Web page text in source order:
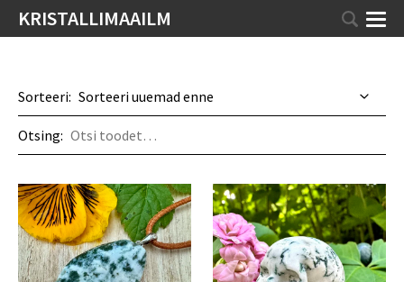
KRISTALLIMAAILM
Sorteeri:
Otsing: